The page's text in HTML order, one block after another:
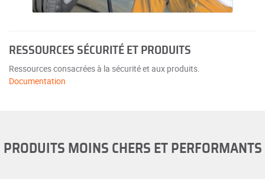
RESSOURCES SÉCURITÉ ET PRODUITS
Ressources consacrées à la sécurité et aux produits.
Documentation
PRODUITS MOINS CHERS ET PERFORMANTS